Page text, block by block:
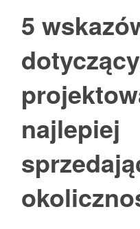
5
najlepiej